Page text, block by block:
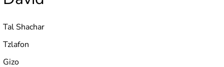
Tal Shachar
Tzlafon
Gizo